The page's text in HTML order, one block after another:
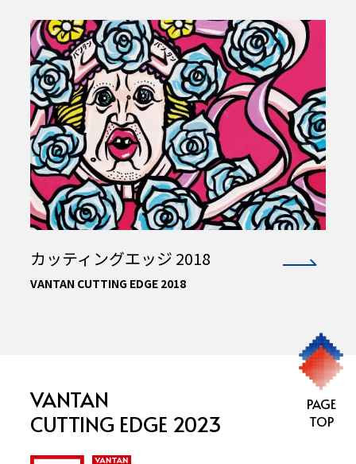
カッティングエッジ 2018
VANTAN CUTTING EDGE 2018
VANTAN
CUTTING EDGE 2023
PAGE
TOP